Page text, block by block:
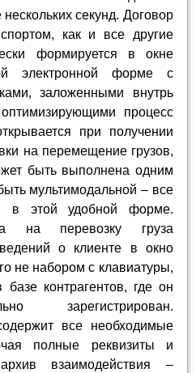
секунд. Договор
как и все другие
формируется в окне
электронной форме с
заложенными внутрь
процесс
при получении
на перемещение грузов,
быть выполнена одним
мультимодальной – все
в этой удобной форме.
на перевозку груза
о клиенте в окно
не набором с клавиатуры,
контрагентов, где он
зарегистрирован.
все необходимые
полные реквизиты и
взаимодействия –